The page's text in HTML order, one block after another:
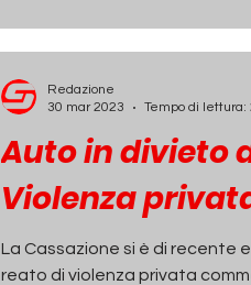
Auto in divieto
Violenza
La Cassazione si è di recente
reato di violenza privata
Redazione
30 mar 2023
Tempo di lettura: